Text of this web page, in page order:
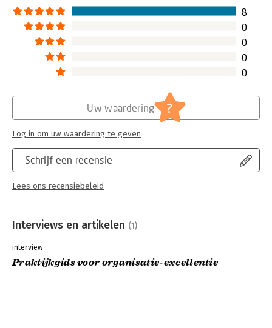
aandacht. Met
zien hoe het
ter adstructie in
bekende cases
Lees verder
8
0
0
0
0
Schrijf een recensie
Lees ons recensiebeleid
Uw waardering ?
Log in om uw waardering te geven
Interviews en artikelen (1)
interview
Praktijkgids voor organisatie-excellentie